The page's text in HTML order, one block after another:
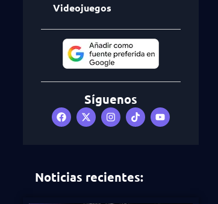
Videojuegos
Síguenos
Noticias recientes: